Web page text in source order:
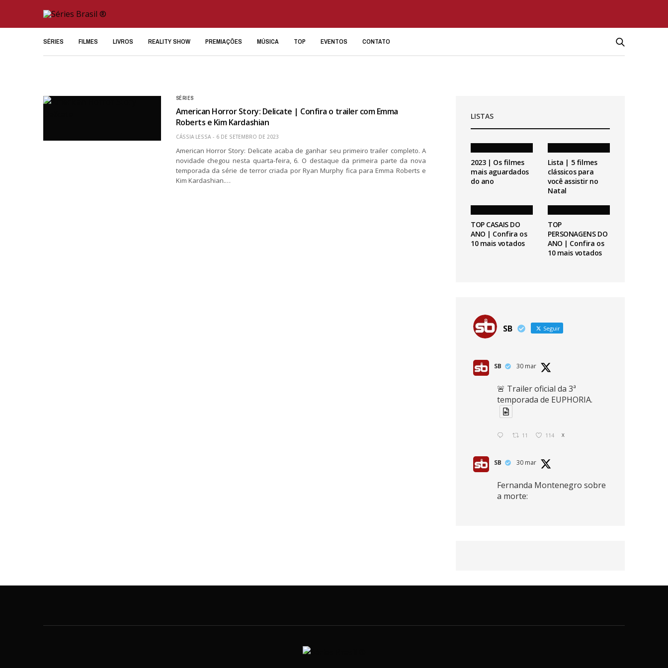
SÉRIES FILMES LIVROS REALITY SHOW PREMIAÇÕES MÚSICA TOP EVENTOS CONTATO
SÉRIES
American Horror Story: Delicate | Confira o trailer com Emma
Roberts e Kim Kardashian
CÁSSIA LESSA 6 DE SETEMBRO DE 2023
American Horror Story: Delicate acaba de ganhar seu primeiro trailer completo. A
novidade chegou nesta quarta-feira, 6. O destaque da primeira parte da nova
temporada da série de terror criada por Ryan Murphy fica para Emma Roberts e
Kim Kardashian.…
LISTAS
2023 | Os filmes
mais aguardados
do ano
Lista | 5 filmes
clássicos para
você assistir no
Natal
TOP CASAIS DO
ANO | Confira os
10 mais votados
TOP
PERSONAGENS DO
ANO | Confira os
10 mais votados
SB Seguir
SB 30 mar
🚨 Trailer oficial da 3ª
temporada de EUPHORIA.
11 114 X
SB 30 mar
Fernanda Montenegro sobre
a morte:
SB 30 mar